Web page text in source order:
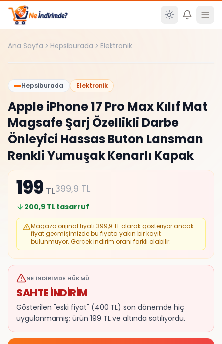
Ana içeriğe atla
Ana Sayfa Hepsiburada Elektronik
%50
Hepsiburada Elektronik
Apple iPhone 17 Pro Max Kılıf Mat
Magsafe Şarj Özellikli Darbe
Önleyici Hassas Buton Lansman
Renkli Yumuşak Kenarlı Kapak
199 TL399,9TL
200,9 TL tasarruf
Mağaza orijinal fiyatı 399,9 TL olarak gösteriyor ancak
fiyat geçmişimizde bu fiyata yakın bir kayıt
bulunmuyor. Gerçek indirim oranı farklı olabilir.
NE İNDIRIMDE HÜKMÜ
SAHTE İNDİRİM
Gösterilen "eski fiyat" (400 TL) son dönemde hiç
uygulanmamış; ürün 199 TL ve altında satılıyordu.